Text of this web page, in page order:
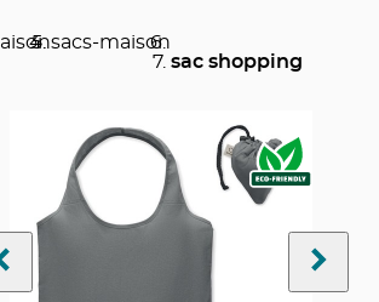
sacs-maison
sac shopping